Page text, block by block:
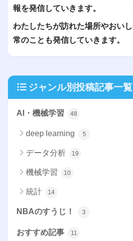
報を発信していきます。
わたしたちが訪れた場所やおい
常のことも発信していきます。
ジャンル別投稿記事一覧
AI・機械学習 48
deep learning 5
データ分析 19
機械学習 10
統計 14
NBAのすうじ！ 3
おすすめ記事 11